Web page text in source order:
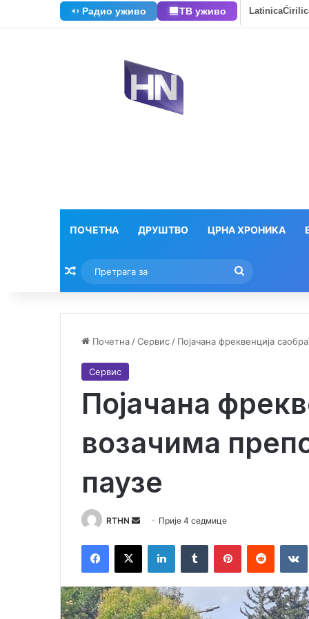
Радио уживо ТВ уживо Latinica
ПОЧЕТНА ДРУШТВО ЦРНА ХРОНИКА
Насумични текстови
за
Почетна /Сервис / Појачана фреквенција
Сервис
Појачана
возачима
паузе
RTHN
d
a
n
Прије 4 седмице